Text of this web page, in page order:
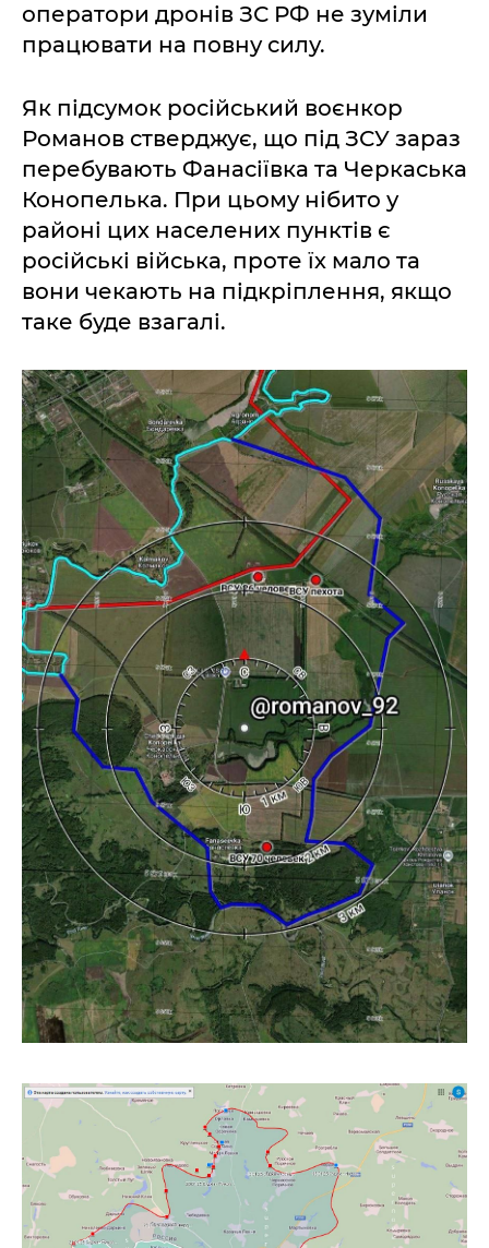
оператори дронів ЗС РФ не зуміли
працювати на повну силу.
Як підсумок російський воєнкор
Романов стверджує, що під ЗСУ зараз
перебувають Фанасіївка та Черкаська
Конопелька. При цьому нібито у
районі цих населених пунктів є
російські війська, проте їх мало та
вони чекають на підкріплення, якщо
таке буде взагалі.